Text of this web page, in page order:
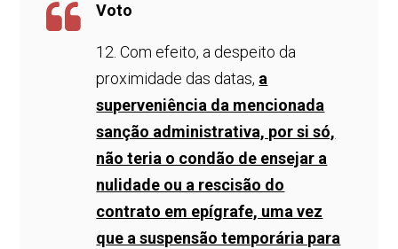
Voto
12. Com efeito, a despeito da
proximidade das datas, a
superveniência da mencionada
sanção administrativa, por si só,
não teria o condão de ensejar a
nulidade ou a rescisão do
contrato em epígrafe, uma vez
que a suspensão temporária para